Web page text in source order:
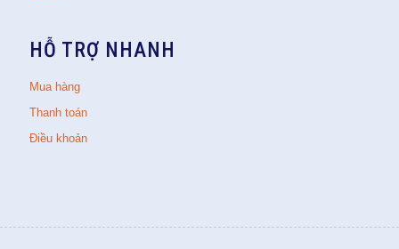
HỖ TRỢ NHANH
Mua hàng
Thanh toán
Điều khoản